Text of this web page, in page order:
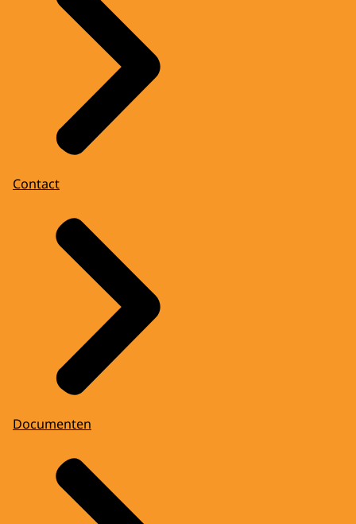
Contact
Documenten